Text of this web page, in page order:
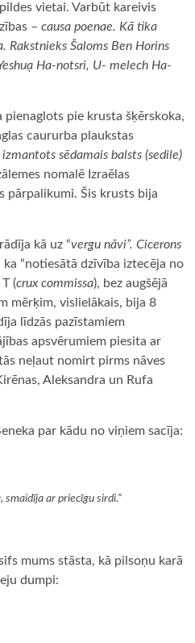
vietai. Varbūt kareivis
– causa poenae. Kā tika
Rakstnieks Šaloms Ben Horins
Ha-notsri, U- melech Ha-
pie krusta šķērskoka,
caururba plaukstas
sēdamais balsts (sedile)
nomalē Izraēlas
pārpalikumi. Šis krusts bija
kā uz “vergu nāvi”. Cicerons
ka “notiesātā dzīvība iztecēja no
(crux commissa), bez augšējā
mērķim, vislielākais, bija 8
līdzās pazīstamiem
apsvērumiem piesita ar
neļaut nomirt pirms nāves
Aleksandra un Rufa
par kādu no viņiem sacīja:
smaidīja ar priecīgu sirdi.”
mums stāsta, kā pilsoņu karā
dumpi: